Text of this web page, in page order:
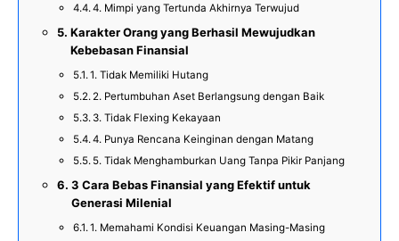
4. Mimpi yang Tertunda Akhirnya Terwujud
Karakter Orang yang Berhasil Mewujudkan
Kebebasan Finansial
1. Tidak Memiliki Hutang
2. Pertumbuhan Aset Berlangsung dengan Baik
3. Tidak Flexing Kekayaan
4. Punya Rencana Keinginan dengan Matang
5. Tidak Menghamburkan Uang Tanpa Pikir Panjang
3 Cara Bebas Finansial yang Efektif untuk
Generasi Milenial
1. Memahami Kondisi Keuangan Masing-Masing